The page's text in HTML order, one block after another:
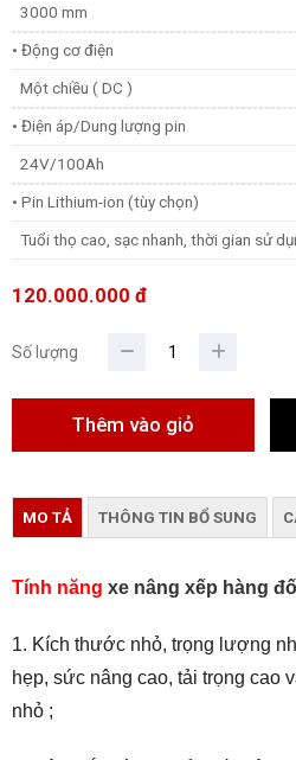
3000 mm
• Động cơ điện
Một chiều ( DC )
• Điện áp/Dung lượng pin
24V/100Ah
• Pin Lithium-ion (tùy chọn)
Tuổi thọ cao, sạc nhanh, thời gian sử
120.000.000 đ
Số lượng
MO TẢ THÔNG TIN BỔ SUNG
Tính năng xe nâng xếp hàng
1. Kích thước nhỏ, trọng lượng
hẹp, sức nâng cao, tải trọng cao
nhỏ ;